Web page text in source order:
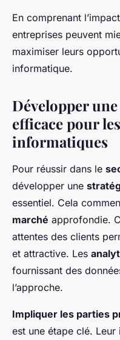
En comprenant
entreprises peuvent
maximiser leurs
informatique.
Développer
efficace pour
informatiques
Pour réussir dans le
développer une
essentiel. Cela
marché approfondie.
attentes des clients
et attractive. Les
fournissant des
l’approche.
Impliquer les parties
est une étape clé.